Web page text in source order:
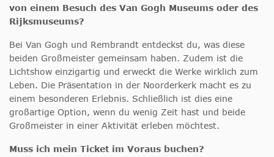
von einem Besuch des Van Gogh Museums oder des
Rijksmuseums?
Bei Van Gogh und Rembrandt entdeckst du, was diese
beiden Großmeister gemeinsam haben. Zudem ist die
Lichtshow einzigartig und erweckt die Werke wirklich zum
Leben. Die Präsentation in der Noorderkerk macht es zu
einem besonderen Erlebnis. Schließlich ist dies eine
großartige Option, wenn du wenig Zeit hast und beide
Großmeister in einer Aktivität erleben möchtest.
Muss ich mein Ticket im Voraus buchen?